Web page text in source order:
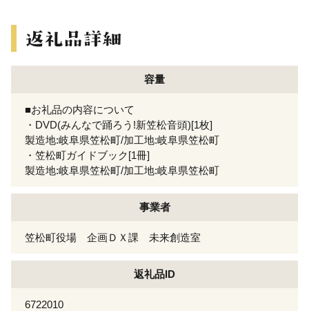
容量
■お礼品の内容について
・DVD(みんなで踊ろう!新笠松音頭)[1枚]
製造地:岐阜県笠松町/加工地:岐阜県笠松町
・笠松町ガイドブック[1冊]
製造地:岐阜県笠松町/加工地:岐阜県笠松町
事業者
笠松町役場 企画ＤＸ課 未来創造室
返礼品ID
6722010